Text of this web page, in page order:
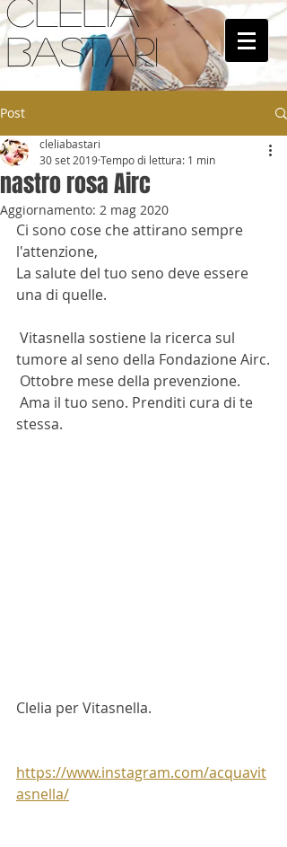
CLELIA
BASTARI
Post
nastro rosa Airc
cleliabastari
30 set 2019Tempo di lettura: 1 min
Aggiornamento: 2 mag 2020
Ci sono cose che attirano sempre
l'attenzione,
La salute del tuo seno deve essere
una di quelle.
tumore al seno della Fondazione Airc.
Ottobre mese della prevenzione.
stessa.
Clelia per Vitasnella.
https://www.instagram.com/acquavit
asnella/